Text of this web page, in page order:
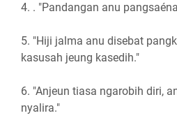
4. . "Pandangan anu
5. "Hiji jalma anu disebat
kasusah jeung kasedih."
6. "Anjeun tiasa ngarobih diri,
nyalira."